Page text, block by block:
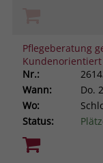
Pflegeberatung
Nr.:
Wann:
Do.
Wo:
Status: